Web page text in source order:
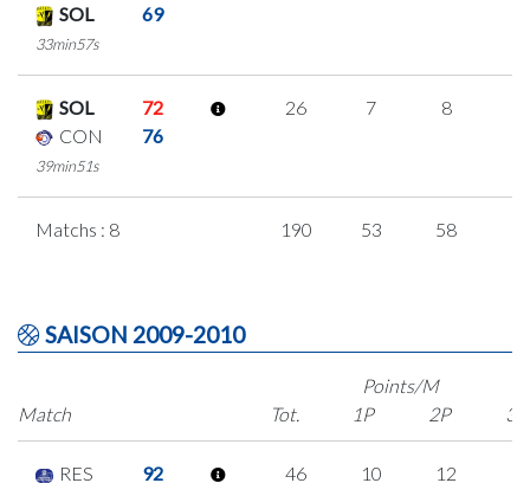
SOL
69
33min57s
SOL
72
CON
76
39min51s
26 7 8
Matchs : 8 190 53 58
SAISON 2009-2010
Match
Points/M
Tot.
1P 2P 3P
RES 92 46 10 12